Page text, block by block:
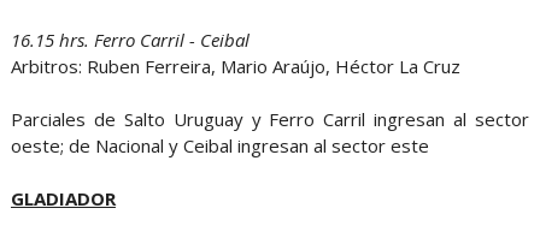
16.15 hrs. Ferro Carril - Ceibal
Arbitros: Ruben Ferreira, Mario Araújo, Héctor La Cruz
Parciales de Salto Uruguay y Ferro Carril ingresan al sector
oeste; de Nacional y Ceibal ingresan al sector este
GLADIADOR